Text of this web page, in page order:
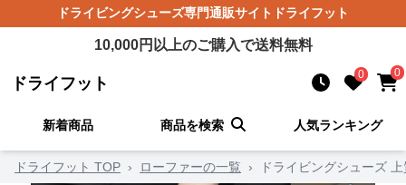
ドライビングシューズ専門通販サイト ドライフット
10,000円以上のご購入で送料無料
ドライフット 0 0
新着商品 商品を検索 人気ランキング
ドライフット TOP › ローファーの一覧 › ドライビングシューズ